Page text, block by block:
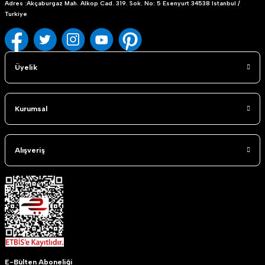
Adres :Akçaburgaz Mah. Alkop Cad. 319. Sok. No: 5 Esenyurt 34538 Istanbul /
Turkiye
Üyelik
Kurumsal
Alışveriş
E-Bülten Aboneliği